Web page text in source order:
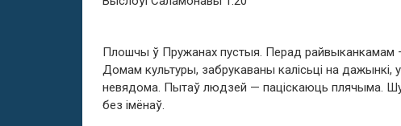
Плошчы ў Пружанах пустыя. Перад райвыканкамам
Домам культуры, забрукаваны калісьці на
невядома. Пытаў людзей — паціскаюць плячыма.
без імёнаў.